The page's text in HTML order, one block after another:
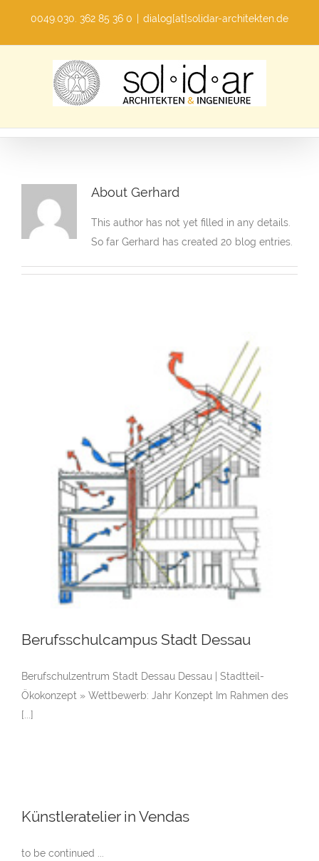
content
0049.030. 362 85 36 0 dialog[at]solidar-architekten.de
About Gerhard
This author has not yet filled in any details.
So far Gerhard has created 20 blog entries.
Berufsschulcampus Stadt Dessau
Berufschulzentrum Stadt Dessau Dessau | Stadtteil-
Ökokonzept » Wettbewerb: Jahr Konzept Im Rahmen des
[...]
Künstleratelier in Vendas
to be continued ...